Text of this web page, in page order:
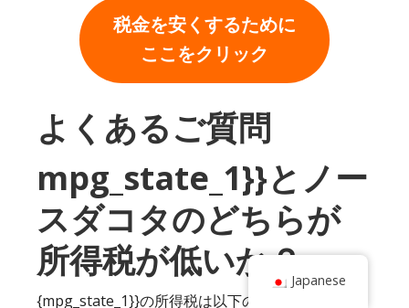
税金を安くするために
ここをクリック
よくあるご質問
mpg_state_1}}とノー
スダコタのどちらが
所得税が低いか？
{mpg_state_1}}の所得税は以下の範囲に入る：
Japanese